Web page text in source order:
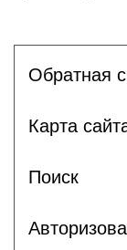
Обратная
Карта
Поиск